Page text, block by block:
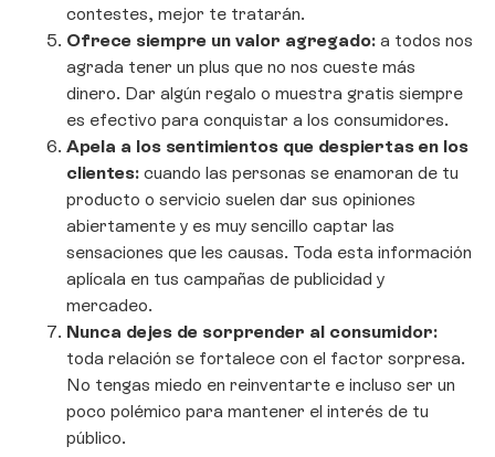
contestes, mejor te tratarán.
Ofrece siempre un valor agregado: a todos nos
agrada tener un plus que no nos cueste más
dinero. Dar algún regalo o muestra gratis siempre
es efectivo para conquistar a los consumidores.
Apela a los sentimientos que despiertas en los
clientes: cuando las personas se enamoran de tu
producto o servicio suelen dar sus opiniones
abiertamente y es muy sencillo captar las
sensaciones que les causas. Toda esta información
aplícala en tus campañas de publicidad y
mercadeo.
Nunca dejes de sorprender al consumidor:
toda relación se fortalece con el factor sorpresa.
No tengas miedo en reinventarte e incluso ser un
poco polémico para mantener el interés de tu
público.